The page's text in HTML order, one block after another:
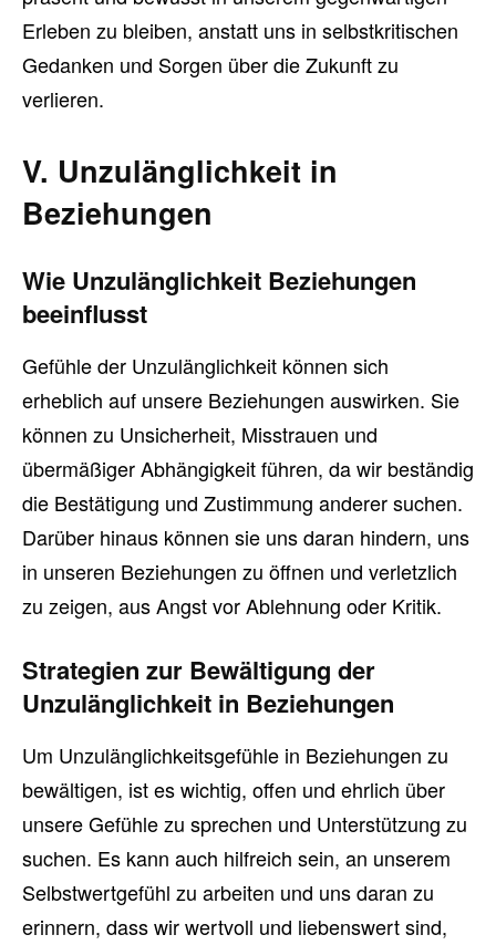
Erleben zu bleiben, anstatt uns in selbstkritischen
Gedanken und Sorgen über die Zukunft zu
verlieren.
V. Unzulänglichkeit in
Beziehungen
Wie Unzulänglichkeit Beziehungen
beeinflusst
Gefühle der Unzulänglichkeit können sich
erheblich auf unsere Beziehungen auswirken. Sie
können zu Unsicherheit, Misstrauen und
übermäßiger Abhängigkeit führen, da wir beständig
die Bestätigung und Zustimmung anderer suchen.
Darüber hinaus können sie uns daran hindern, uns
in unseren Beziehungen zu öffnen und verletzlich
zu zeigen, aus Angst vor Ablehnung oder Kritik.
Strategien zur Bewältigung der
Unzulänglichkeit in Beziehungen
Um Unzulänglichkeitsgefühle in Beziehungen zu
bewältigen, ist es wichtig, offen und ehrlich über
unsere Gefühle zu sprechen und Unterstützung zu
suchen. Es kann auch hilfreich sein, an unserem
Selbstwertgefühl zu arbeiten und uns daran zu
erinnern, dass wir wertvoll und liebenswert sind,